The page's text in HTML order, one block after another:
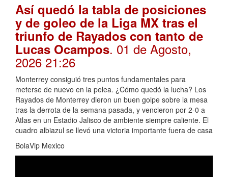
Así quedó la tabla de posiciones
y de goleo de la Liga MX tras el
triunfo de Rayados con tanto de
Lucas Ocampos. 01 de Agosto,
2026 21:26
Monterrey consiguió tres puntos fundamentales para
meterse de nuevo en la pelea. ¿Cómo quedó la lucha? Los
Rayados de Monterrey dieron un buen golpe sobre la mesa
tras la derrota de la semana pasada, y vencieron por 2-0 a
Atlas en un Estadio Jalisco de ambiente siempre caliente. El
cuadro albiazul se llevó una victoria importante fuera de casa
BolaVip Mexico